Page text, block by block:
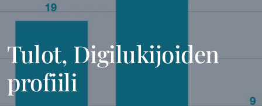
Tulot, Digilukijoiden
profiili